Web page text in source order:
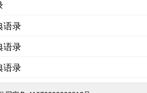
语录
语录
语录